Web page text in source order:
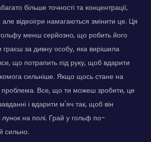
більше точності та концентрації,
відеоігри намагаються змінити це. Ця
менш серйозно, що робить його
за дивну особу, яка вирішила
що потрапить під руку, щоб вдарити
сильніше. Якщо щось стане на
проблема. Все, що ти можеш зробити, це
і вдарити м'яч так, щоб він
на полі. Грай у гольф по-
сильно.